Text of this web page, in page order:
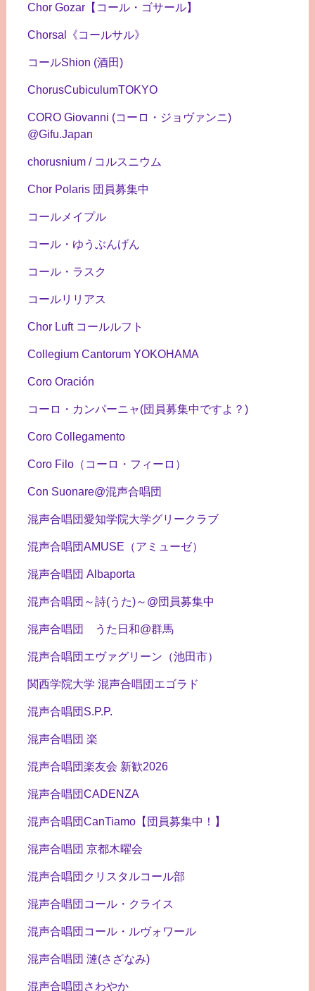
Chor Gozar【コール・ゴサール】
Chorsal《コールサル》
コールShion (酒田)
ChorusCubiculumTOKYO
CORO Giovanni (コーロ・ジョヴァンニ)
@Gifu.Japan
chorusnium / コルスニウム
Chor Polaris 団員募集中
コールメイプル
コール・ゆうぶんげん
コール・ラスク
コールリリアス
Chor Luft コールルフト
Collegium Cantorum YOKOHAMA
Coro Oración
コーロ・カンパーニャ(団員募集中ですよ？)
Coro Collegamento
Coro Filo（コーロ・フィーロ）
Con Suonare@混声合唱団
混声合唱団愛知学院大学グリークラブ
混声合唱団AMUSE（アミューゼ）
混声合唱団 Albaporta
混声合唱団～詩(うた)～@団員募集中
混声合唱団 うた日和@群馬
混声合唱団エヴァグリーン（池田市）
関西学院大学 混声合唱団エゴラド
混声合唱団S.P.P.
混声合唱団 楽
混声合唱団楽友会 新歓2026
混声合唱団CADENZA
混声合唱団CanTiamo【団員募集中！】
混声合唱団 京都木曜会
混声合唱団クリスタルコール部
混声合唱団コール・クライス
混声合唱団コール・ルヴォワール
混声合唱団 漣(さざなみ)
混声合唱団さわやか